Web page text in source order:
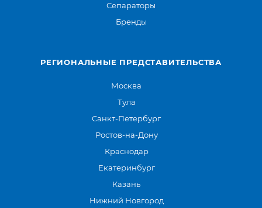
Сепараторы
Бренды
РЕГИОНАЛЬНЫЕ ПРЕДСТАВИТЕЛЬСТВА
Москва
Тула
Санкт-Петербург
Ростов-на-Дону
Краснодар
Екатеринбург
Казань
Нижний Новгород